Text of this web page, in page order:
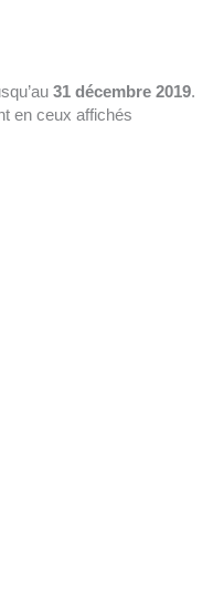
31 décembre 2019.
en ceux affichés